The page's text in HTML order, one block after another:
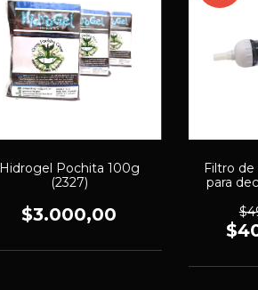
Hidrogel Pochita 100g
(2327)
$3.000,00
Filtro
para